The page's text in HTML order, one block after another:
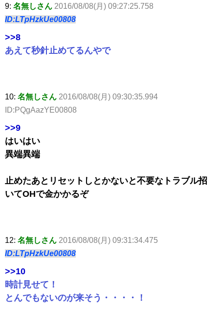
9: 名無しさん 2016/08/08(月) 09:27:25.758
ID:LTpHzkUe00808
>>8
あえて秒針止めてるんやで
10: 名無しさん 2016/08/08(月) 09:30:35.994
ID:PQgAazYE00808
>>9
はいはい
異端異端
止めたあとリセットしとかないと不要なトラブル招
いてOHで金かかるぞ
12: 名無しさん 2016/08/08(月) 09:31:34.475
ID:LTpHzkUe00808
>>10
時計見せて！
とんでもないのが来そう・・・・！